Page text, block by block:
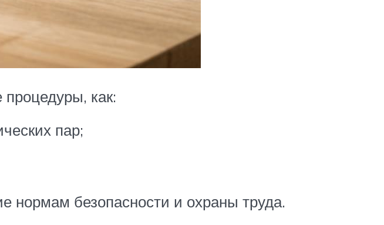
как:
пар;
нормам безопасности и охраны труда.